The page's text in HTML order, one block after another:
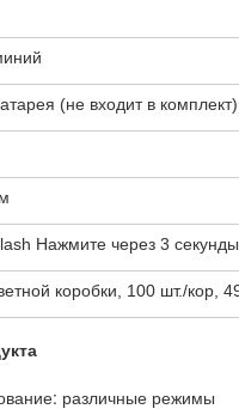
(не входит в комплект)
Нажмите через 3
коробки, 100 шт./кор,
различные режимы